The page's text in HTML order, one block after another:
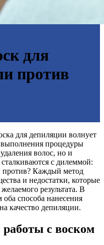
для
против
для депиляции волнует
процедуры
волос, но и
с дилеммой:
против? Каждый метод
и недостатки, которые
результата. В
оба способа нанесения
качество депиляции.
с воском